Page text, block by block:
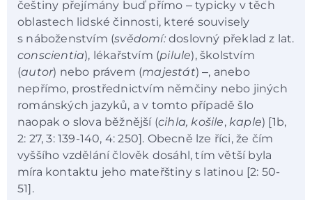
češtiny přejímány buď přímo ‒ typicky v těch
oblastech lidské činnosti, které souvisely
s náboženstvím (svědomí:doslovný překlad z lat.
conscientia), lékařstvím (pilule), školstvím
(autor) nebo právem (majestát) ‒, anebo
nepřímo, prostřednictvím němčiny nebo jiných
románských jazyků, a v tomto případě šlo
naopak o slova běžnější (cihla, košile,kaple) [1b,
2: 27, 3: 139-140, 4: 250]. Obecně lze říci, že čím
vyššího vzdělání člověk dosáhl, tím větší byla
míra kontaktu jeho mateřštiny s latinou [2: 50-
51].